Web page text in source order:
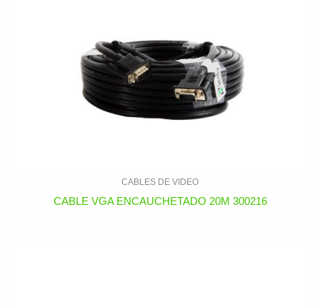
CABLES DE VIDEO
CABLE VGA ENCAUCHETADO 20M 300216